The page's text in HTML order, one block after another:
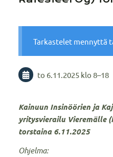
Tarkastelet mennyttä
to 6.11.2025 klo 8–18
Kainuun Insinöörien ja
yritysvierailu Vieremälle
torstaina 6.11.2025
Ohjelma: